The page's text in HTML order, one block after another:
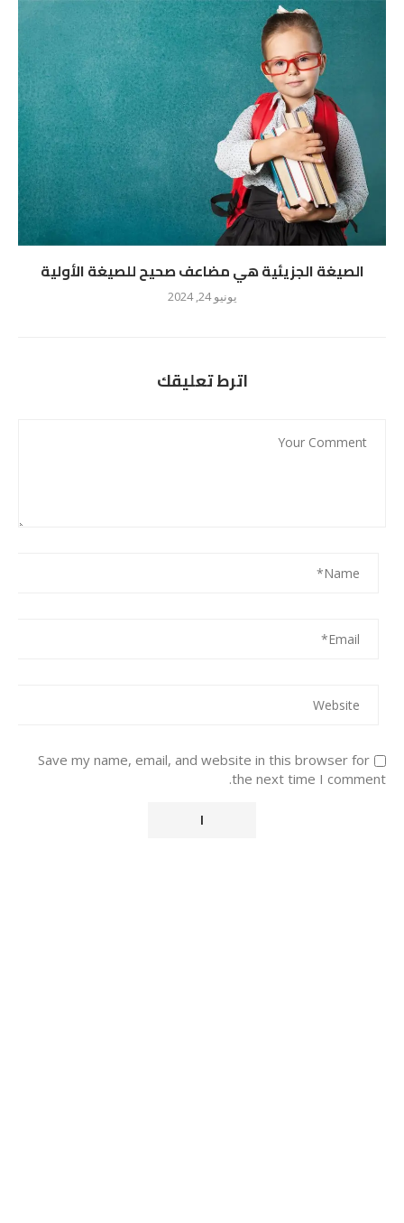
الصيغة الجزيئية هي مضاعف صحيح للصيغة الأولية
يونيو 24, 2024
اترط تعليقك
Save my name, email, and website in this browser for
the next time I comment.